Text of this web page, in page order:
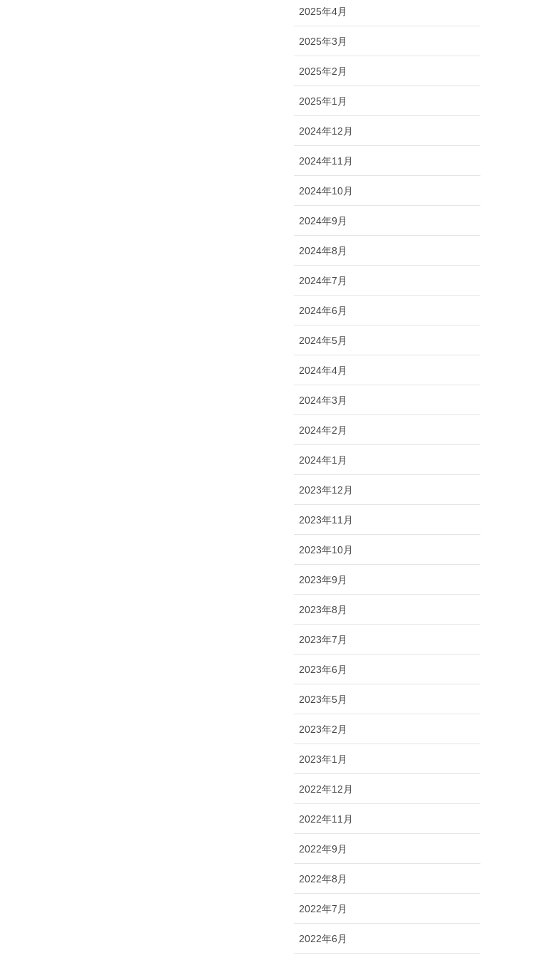
2025年4月
2025年3月
2025年2月
2025年1月
2024年12月
2024年11月
2024年10月
2024年9月
2024年8月
2024年7月
2024年6月
2024年5月
2024年4月
2024年3月
2024年2月
2024年1月
2023年12月
2023年11月
2023年10月
2023年9月
2023年8月
2023年7月
2023年6月
2023年5月
2023年2月
2023年1月
2022年12月
2022年11月
2022年9月
2022年8月
2022年7月
2022年6月